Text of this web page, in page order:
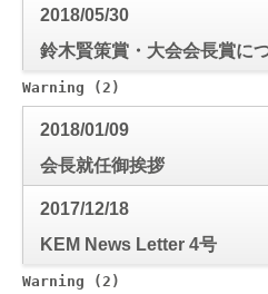
2018/05/30
鈴木賢策賞・大会会長賞に
Warning (2)
2018/01/09
会長就任御挨拶
2017/12/18
KEM News Letter 4号
Warning (2)